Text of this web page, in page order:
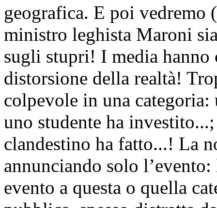
geografica. E poi vedremo
ministro leghista Maroni
sugli stupri! I media hanno
distorsione della realtà!
colpevole in una
uno studente ha
clandestino ha fatto...! La
annunciando solo
evento a questa o quella